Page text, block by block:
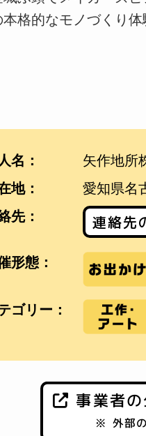
格的なモノづくり体
名：
矢作地所
地：
愛知県名
先：
連絡先
形態：
ゴリー：
事業者
※ 外部の